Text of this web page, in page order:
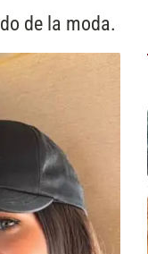
de la moda.